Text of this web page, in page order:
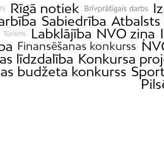
Rīgā notiek Brīvprātīgais darbs
Sabiedrība Atbalsts
Tūrisms Labklājība NVO ziņa
Finansēšanas konkurss
līdzdalība Konkursa
budžeta konkurss